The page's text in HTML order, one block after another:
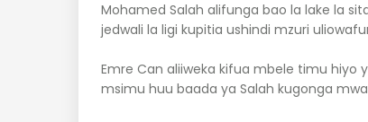
Mohamed Salah alifunga bao la lake la
jedwali la ligi kupitia ushindi mzuri
Emre Can aliiweka kifua mbele timu hiyo
msimu huu baada ya Salah kugonga